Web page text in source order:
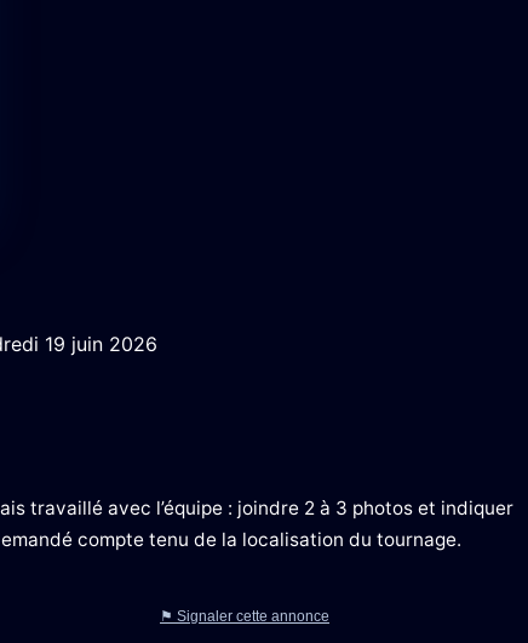
19 juin 2026
travaillé avec l’équipe : joindre 2 à 3 photos et indiquer
compte tenu de la localisation du tournage.
⚑ Signaler cette annonce